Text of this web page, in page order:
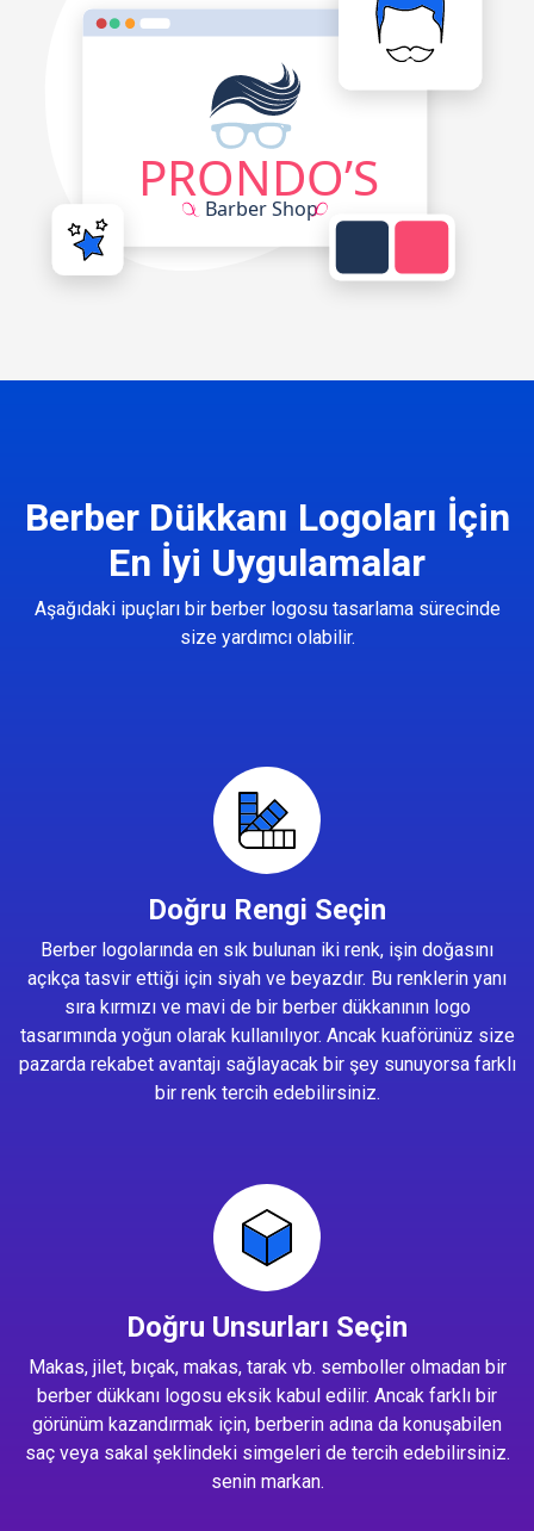
Berber Dükkanı Logoları İçin
En İyi Uygulamalar
Aşağıdaki ipuçları bir berber logosu tasarlama sürecinde
size yardımcı olabilir.
Doğru Rengi Seçin
Berber logolarında en sık bulunan iki renk, işin doğasını
açıkça tasvir ettiği için siyah ve beyazdır. Bu renklerin yanı
sıra kırmızı ve mavi de bir berber dükkanının logo
tasarımında yoğun olarak kullanılıyor. Ancak kuaförünüz size
pazarda rekabet avantajı sağlayacak bir şey sunuyorsa farklı
bir renk tercih edebilirsiniz.
Doğru Unsurları Seçin
Makas, jilet, bıçak, makas, tarak vb. semboller olmadan bir
berber dükkanı logosu eksik kabul edilir. Ancak farklı bir
görünüm kazandırmak için, berberin adına da konuşabilen
saç veya sakal şeklindeki simgeleri de tercih edebilirsiniz.
senin markan.